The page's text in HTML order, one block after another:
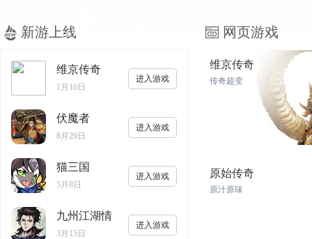
新游上线
维京传奇
1月16日
进入游戏
伏魔者
8月29日
进入游戏
猫三国
5月8日
进入游戏
九州江湖情
3月15日
进入游戏
网页游戏
维京传奇
传奇超变
原始传奇
原汁原味